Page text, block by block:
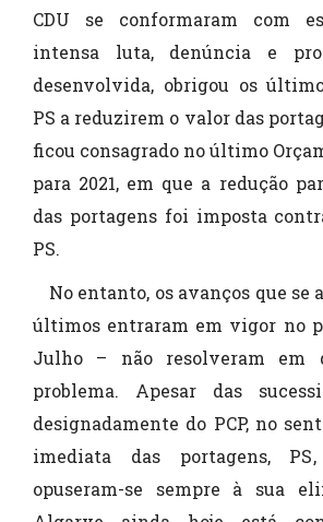
CDU se conformaram com
intensa luta, denúncia e
desenvolvida, obrigou os
PS a reduzirem o valor das
ficou consagrado no último
para 2021, em que a redução
das portagens foi imposta
PS.
No entanto, os avanços que se
últimos entraram em vigor no
Julho – não resolveram em
problema. Apesar das
designadamente do PCP, no
imediata das portagens,
opuseram-se sempre à sua